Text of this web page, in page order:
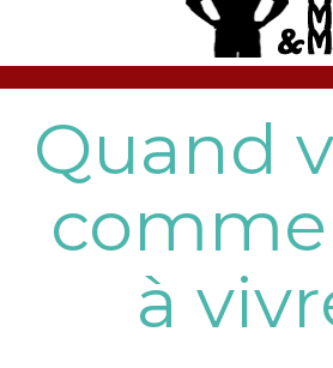
Quand
à